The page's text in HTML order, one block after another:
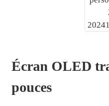
Écran OLED
pouces